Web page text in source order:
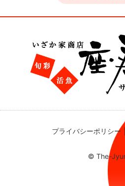
プライバシーポリシー
© The-